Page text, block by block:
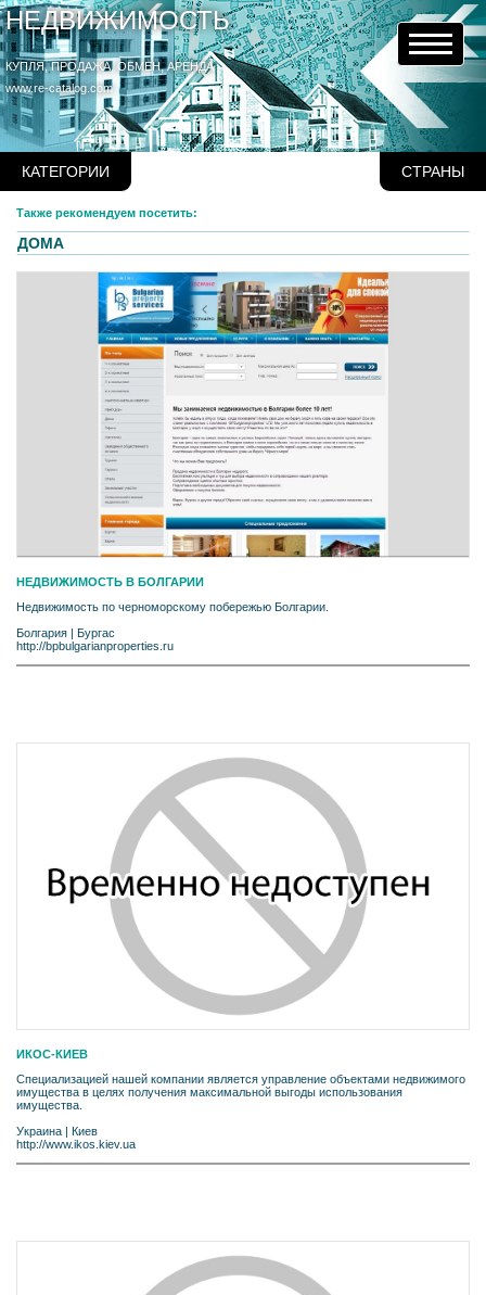
НЕДВИЖИМОСТЬ
КУПЛЯ, ПРОДАЖА, ОБМЕН, АРЕНДА
www.re-catalog.com
КАТЕГОРИИ СТРАНЫ
Также рекомендуем посетить:
ДОМА
НЕДВИЖИМОСТЬ В БОЛГАРИИ
Недвижимость по черноморскому побережью Болгарии.
Болгария
Бургас
http://bpbulgarianproperties.ru
ИКОС-КИЕВ
Специализацией нашей компании является управление объектами недвижимого
имущества в целях получения максимальной выгоды использования
имущества.
Украина | Киев
http://www.ikos.kiev.ua